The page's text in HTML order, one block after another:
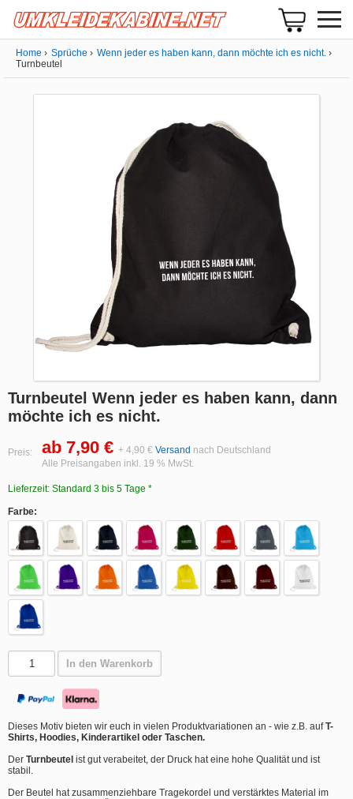
Home Sprüche
Wenn jeder es haben kann, dann möchte ich es nicht.
Turnbeutel
Turnbeutel Wenn jeder es haben kann, dann
möchte ich es nicht.
Preis: ab 7,90 € + 4,90 € Versand nach Deutschland
Alle Preisangaben inkl. 19 % MwSt.
Lieferzeit: Standard 3 bis 5 Tage *
Farbe:
In den Warenkorb
Dieses Motiv bieten wir euch in vielen Produktvariationen an - wie z.B. aufT-
Shirts, Hoodies, Kinderartikel oder Taschen.
Der Turnbeutel ist gut verabeitet, der Druck hat eine hohe Qualität und ist
stabil.
Der Beutel hat zusammenziehbare Tragekordel und verstärktes Material im